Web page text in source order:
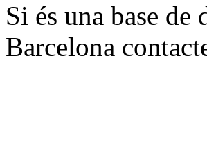
Si és una base
Barcelona